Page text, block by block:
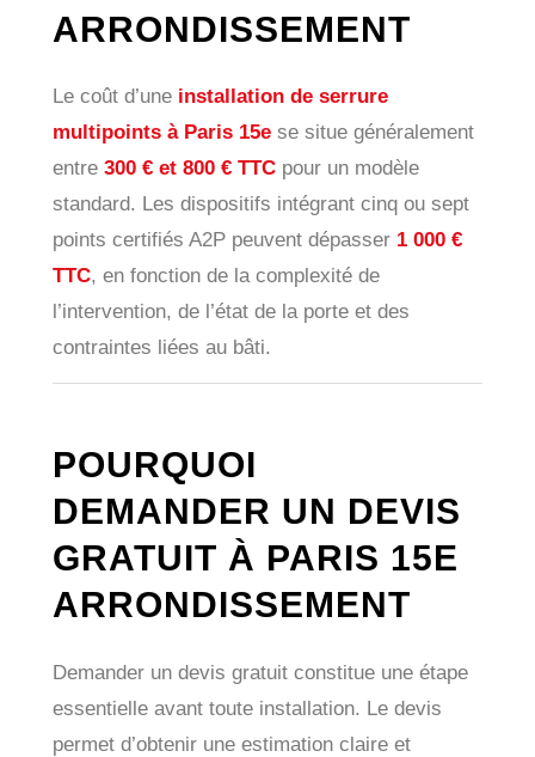
ARRONDISSEMENT
Le coût d’une installation de serrure
multipoints à Paris 15ese situe généralement
entre 300 € et 800 € TTCpour un modèle
standard. Les dispositifs intégrant cinq ou sept
points certifiés A2P peuvent dépasser 1 000 €
TTC, en fonction de la complexité de
l’intervention, de l’état de la porte et des
contraintes liées au bâti.
POURQUOI
DEMANDER UN DEVIS
GRATUIT À PARIS 15E
ARRONDISSEMENT
Demander un devis gratuit constitue une étape
essentielle avant toute installation. Le devis
permet d’obtenir une estimation claire et